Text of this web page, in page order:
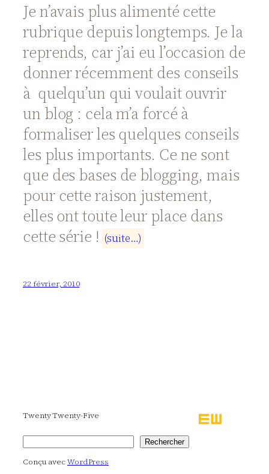
Je n’avais plus alimenté cette
rubrique depuis longtemps. Je la
reprends, car j’ai eu l’occasion de
donner récemment des conseils
à quelqu’un qui voulait ouvrir
un blog : cela m’a forcé à
formaliser les quelques conseils
les plus importants. Ce ne sont
que des bases de blogging, mais
pour cette raison justement,
elles ont toute leur place dans
cette série ! (suite…)
22 février, 2010
Twenty Twenty-Five
Rechercher
Conçu avecWordPress